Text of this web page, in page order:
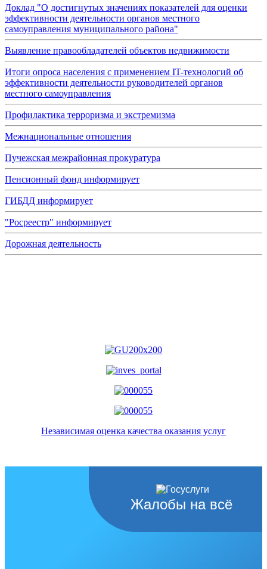
Доклад "О достигнутых значениях показателей для оценки
эффективности деятельности органов местного
самоуправления муниципального района"
Выявление правообладателей объектов недвижимости
Итоги опроса населения с применением IT-технологий об
эффективности деятельности руководителей органов
местного самоуправления
Профилактика терроризма и экстремизма
Межнациональные отношения
Пучежская межрайонная прокуратура
Пенсионный фонд информирует
ГИБДД информирует
"Росреестр" информирует
Дорожная деятельность
Независимая оценка качества оказания услуг
Жалобы на всё